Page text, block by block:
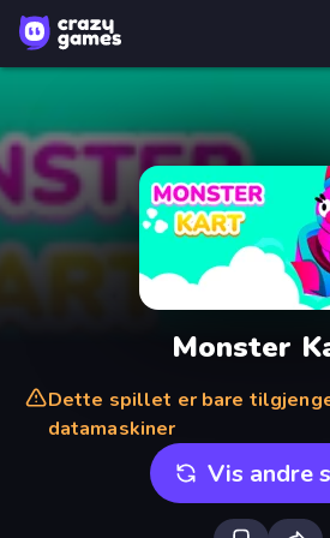
Monster
Dette spillet er bare
datamaskiner
Vis andre